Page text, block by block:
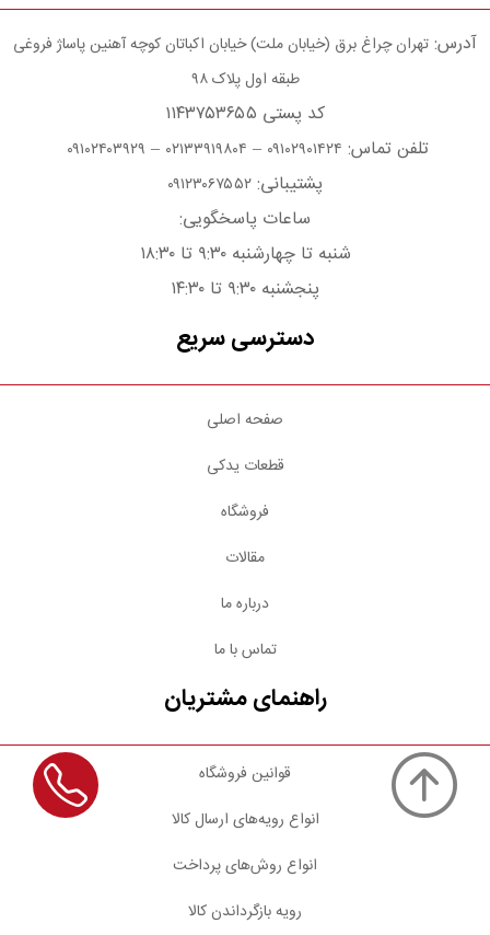
آدرس: تهران چراغ برق (خیابان ملت) خیابان اکباتان کوچه آهنین پاساژ فروغی
طبقه اول پلاک ۹۸
کد پستی ۱۱۴۳۷۵۳۶۵۵
تلفن تماس: ۰۹۱۰۲۹۰۱۴۲۴ – ۰۲۱۳۳۹۱۹۸۰۴ – ۰۹۱۰۲۴۰۳۹۲۹
پشتیبانی: ۰۹۱۲۳۰۶۷۵۵۲
ساعات پاسخگویی:
شنبه تا چهارشنبه ۹:۳۰ تا ۱۸:۳۰
پنجشنبه ۹:۳۰ تا ۱۴:۳۰
دسترسی سریع
صفحه اصلی
قطعات یدکی
فروشگاه
مقالات
درباره ما
تماس با ما
راهنمای مشتریان
قوانین فروشگاه
انواع رویه‌های ارسال کالا
انواع روش‌های پرداخت
رویه بازگرداندن کالا